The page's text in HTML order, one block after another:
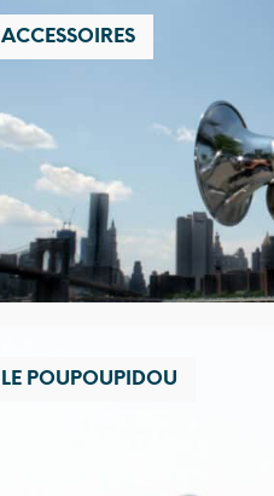
ACCESSOIRES
LE POUPOUPIDOU